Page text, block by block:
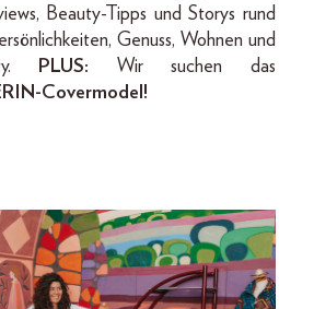
Beauty-Tipps und Storys rund
Genuss, Wohnen und
PLUS: Wir suchen das
Covermodel!